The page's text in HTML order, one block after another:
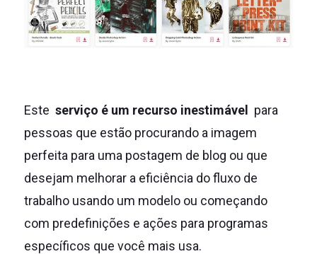
Este serviço é um recurso inestimável
para
pessoas que estão procurando a imagem
perfeita para uma postagem de blog ou que
desejam melhorar a eficiência do fluxo de
trabalho usando um modelo ou começando
com predefinições e ações para programas
específicos que você mais usa.